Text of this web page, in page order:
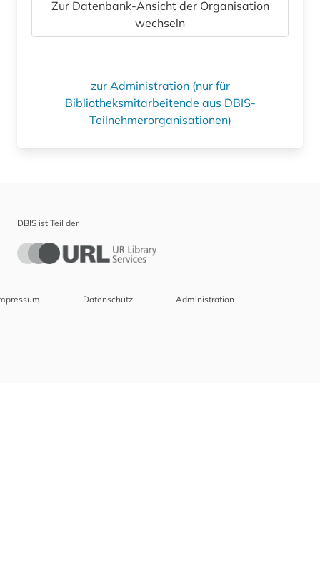
Zur Datenbank-Ansicht der Organisation
wechseln
zur Administration (nur für
Bibliotheksmitarbeitende aus DBIS-
Teilnehmerorganisationen)
DBIS ist Teil der
Datenschutz Administration